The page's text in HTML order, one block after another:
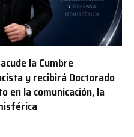
la Cumbre
y recibirá Doctorado
en la comunicación, la